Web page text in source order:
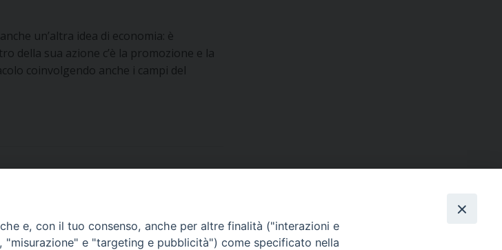
un’altra idea di economia: è
della sua azione c’è la promozione e la
coinvolgendo anche i campi del
e, con il tuo consenso, anche per altre finalità ("interazioni e
e "targeting e pubblicità") come specificato nella